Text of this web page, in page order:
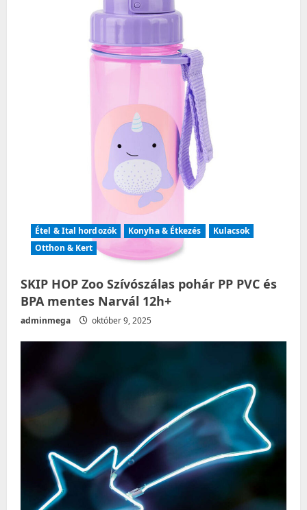
Étel & Ital hordozók Konyha & Étkezés
Kulacsok
Otthon & Kert
SKIP HOP Zoo Szívószálas pohár PP PVC és
BPA mentes Narvál 12h+
adminmega október 9, 2025